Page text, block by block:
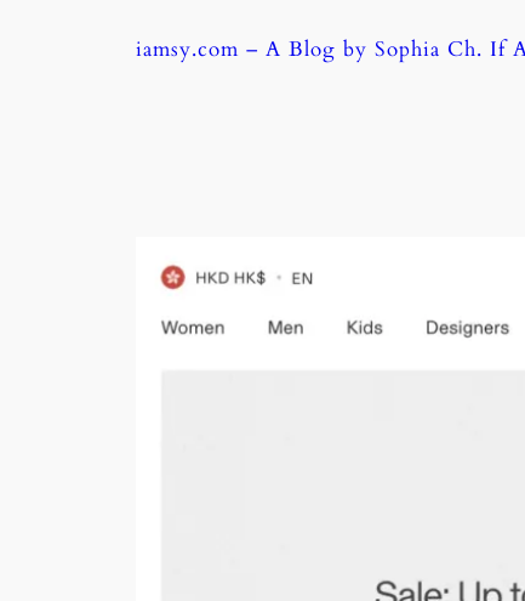
iamsy.com – A Blog by Sophia Ch. If